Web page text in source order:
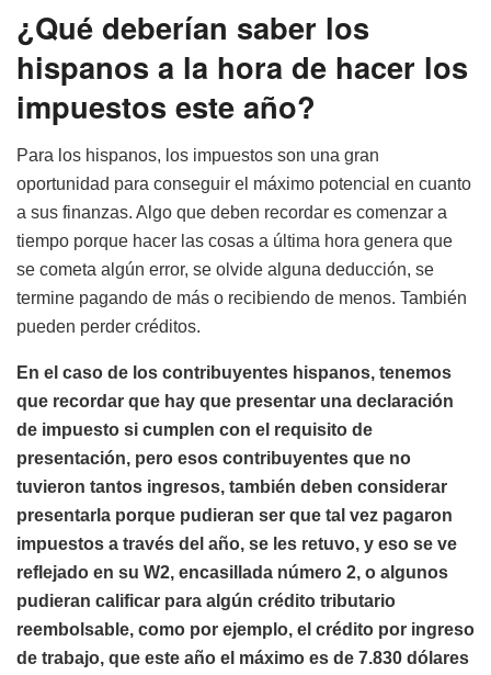
¿Qué deberían saber los
hispanos a la hora de hacer los
impuestos este año?
Para los hispanos, los impuestos son una gran
oportunidad para conseguir el máximo potencial en cuanto
a sus finanzas. Algo que deben recordar es comenzar a
tiempo porque hacer las cosas a última hora genera que
se cometa algún error, se olvide alguna deducción, se
termine pagando de más o recibiendo de menos. También
pueden perder créditos.
En el caso de los contribuyentes hispanos, tenemos
que recordar que hay que presentar una declaración
de impuesto si cumplen con el requisito de
presentación, pero esos contribuyentes que no
tuvieron tantos ingresos, también deben considerar
presentarla porque pudieran ser que tal vez pagaron
impuestos a través del año, se les retuvo, y eso se ve
reflejado en su W2, encasillada número 2, o algunos
pudieran calificar para algún crédito tributario
reembolsable, como por ejemplo, el crédito por ingreso
de trabajo, que este año el máximo es de 7.830 dólares